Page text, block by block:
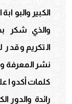
الكبير
والذي شكر
التكريم و
نشر المعرفة
كلمات أكدوا
رائدة والدور